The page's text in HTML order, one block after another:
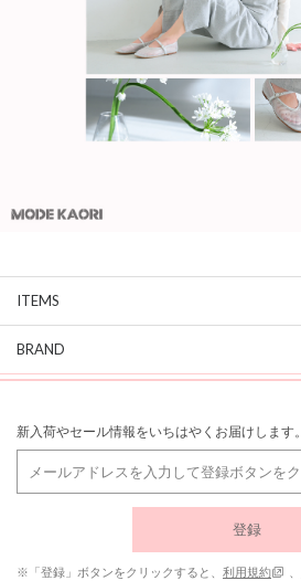
ITEMS
BRAND
新入荷やセール情報をいちはやくお届けします。
登録
※「登録」ボタンをクリックすると、 利用規約